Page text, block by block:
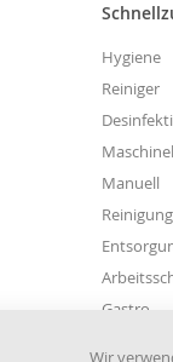
Hygiene
Reiniger
Manuell
Gastro
Wir